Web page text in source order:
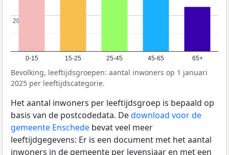
0-15 15-25 25-45 45-65 65+
20
20
Bevolking, leeftijdsgroepen: aantal inwoners op 1 januari
2025 per leeftijdscategorie.
Het aantal inwoners per leeftijdsgroep is bepaald op
basis van de postcodedata. Dedownload voor de
gemeente Enschede bevat veel meer
leeftijdgegevens: Er is een document met het aantal
inwoners in de gemeente per levensjaar en met een